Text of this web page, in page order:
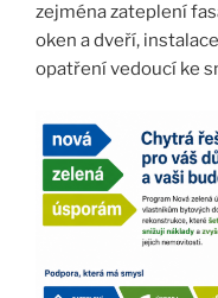
zejména zateplení
oken a dveří,
opatření vedoucí ke